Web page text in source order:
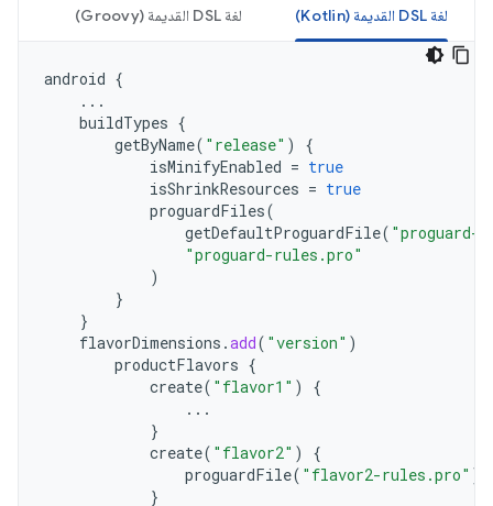
لغة DSL القديمة (Kotlin) لغة DSL القديمة (Groovy)
android {
...
buildTypes {
getByName( "release" )
{
isMinifyEnabled = true
isShrinkResources = true
proguardFiles(
getDefaultProguardFile( "proguard-
"proguard-rules.pro"
)
}
}
flavorDimensions .add( "version" )
productFlavors {
create( "flavor1" )
{
...
}
create( "flavor2" )
{
proguardFile( "flavor2-rules.pro" )
}